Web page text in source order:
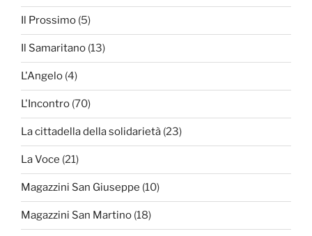
Il Prossimo (5)
Il Samaritano (13)
L'Angelo (4)
L'Incontro (70)
La cittadella della solidarietà (23)
La Voce (21)
Magazzini San Giuseppe (10)
Magazzini San Martino (18)